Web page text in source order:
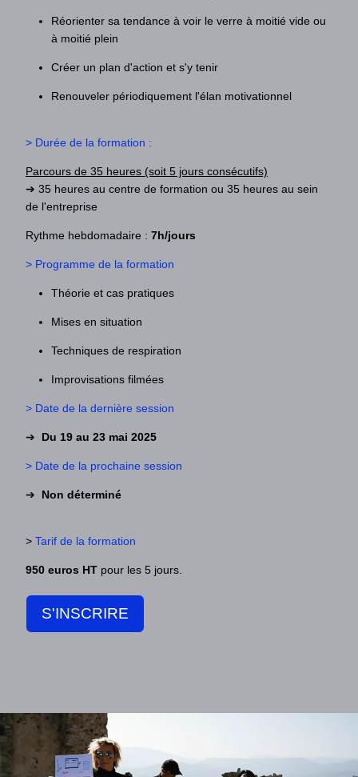
Réorienter sa tendance à voir le verre à moitié vide ou
à moitié plein
Créer un plan d'action et s'y tenir
Renouveler périodiquement l'élan motivationnel
> Durée de la formation :
Parcours de 35 heures (soit 5 jours consécutifs)
➔ 35 heures au centre de formation ou 35 heures au sein
de l'entreprise
Rythme hebdomadaire : 7h/jours
> Programme de la formation
Théorie et cas pratiques
Mises en situation
Techniques de respiration
Improvisations filmées
> Date de la dernière session
➔ Du 19 au 23 mai 2025
> Date de la prochaine session
➔ Non déterminé
> Tarif de la formation
950 euros HT pour les 5 jours.
S'INSCRIRE